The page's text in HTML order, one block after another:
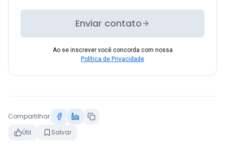
Enviar contato
Ao se inscrever você concorda com nossa
Política de Privacidade
Compartilhar:
Útil
Salvar